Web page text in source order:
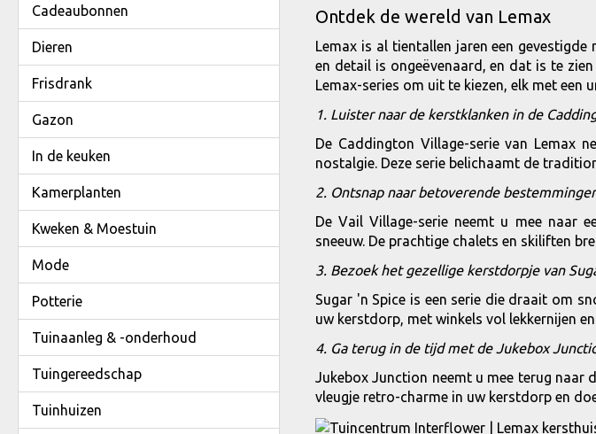
Ontdek de wereld van Lemax
Lemax is al tientallen jaren een
en detail is ongeëvenaard, en dat is te
Lemax-series om uit te kiezen, elk met een
1. Luister naar de kerstklanken in de
De Caddington Village-serie van Lemax
nostalgie. Deze serie belichaamt de
2. Ontsnap naar betoverende
De Vail Village-serie neemt u mee naar
sneeuw. De prachtige chalets en skiliften
3. Bezoek het gezellige kerstdorpje van
Sugar 'n Spice is een serie die draait om
uw kerstdorp, met winkels vol lekkernijen
4. Ga terug in de tijd met de Jukebox
Jukebox Junction neemt u mee terug naar
vleugje retro-charme in uw kerstdorp en
Cadeaubonnen
Dieren
Frisdrank
Gazon
In de keuken
Kamerplanten
Kweken & Moestuin
Mode
Potterie
Tuinaanleg & -onderhoud
Tuingereedschap
Tuinhuizen